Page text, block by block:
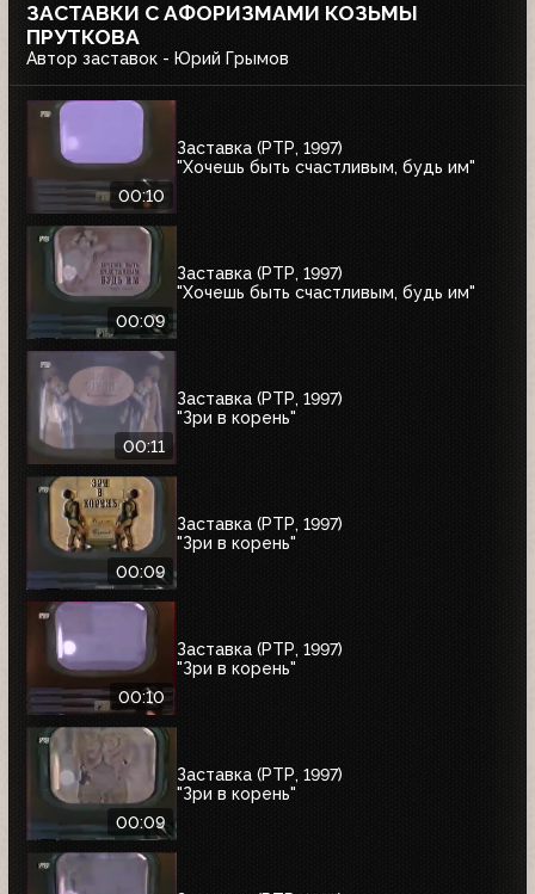
ЗАСТАВКИ С АФОРИЗМАМИ КОЗЬМЫ
ПРУТКОВА
Автор заставок - Юрий Грымов
00:10
Заставка (РТР, 1997)
"Хочешь быть счастливым, будь им"
00:09
Заставка (РТР, 1997)
"Хочешь быть счастливым, будь им"
00:11
Заставка (РТР, 1997)
"Зри в корень"
00:09
Заставка (РТР, 1997)
"Зри в корень"
00:10
Заставка (РТР, 1997)
"Зри в корень"
00:09
Заставка (РТР, 1997)
"Зри в корень"